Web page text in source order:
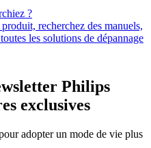
?
recherchez des manuels,
les solutions de dépannage
Philips
exclusives
adopter un mode de vie plus